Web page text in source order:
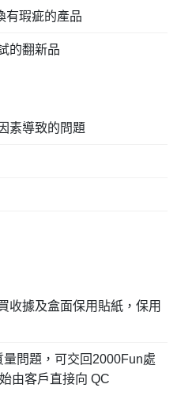
有瑕疵的產品
的翻新品
素導致的問題
收據及盒面保用貼紙，保用
問題，可交回2000Fun處
由客戶直接向 QC